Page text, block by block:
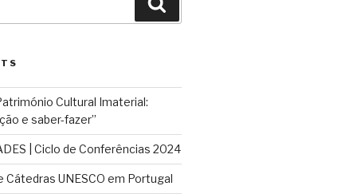
Cultural Imaterial:
e saber-fazer”
| Ciclo de Conferências 2024
Cátedras UNESCO em Portugal